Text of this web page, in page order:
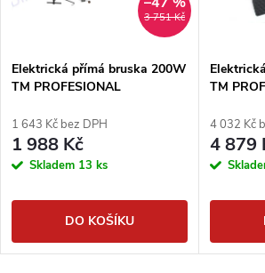
3 751 Kč
Elektrická přímá bruska 200W
TM PROFESIONAL
1 643 Kč bez DPH
1 988 Kč
Skladem 13 ks
DO KOŠÍKU
TM
4 032 Kč
4 879